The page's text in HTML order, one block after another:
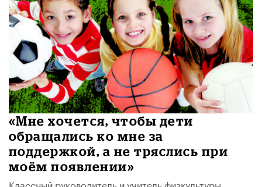
«Мне хочется, чтобы дети
обращались ко мне за
поддержкой, а не тряслись при
моём появлении»
Классный руководитель и учитель физкультуры